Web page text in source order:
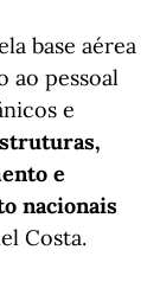
base aérea
ao pessoal
e
e
nacionais
Costa.